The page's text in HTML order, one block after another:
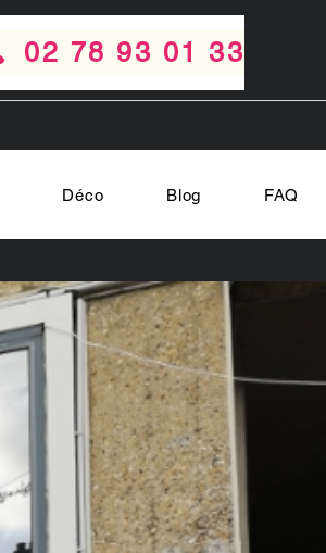
02 78 93 01 33
Déco Blog FAQ